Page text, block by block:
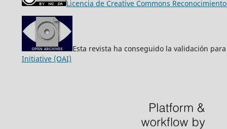
Licencia de Creative Commons
Esta revista ha conseguido la validación
Initiative (OAI)